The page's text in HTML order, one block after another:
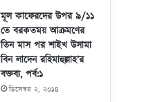
মূল কাফেরদের উপর ৯/১১
তে বরকতময় আক্রমণের
তিন মাস পর শাইখ উসামা
বিন লাদেন রহিমাহুল্লাহ’র
বক্তব্য, পর্ব:১
ডিসেম্বর ২, ২০১৪